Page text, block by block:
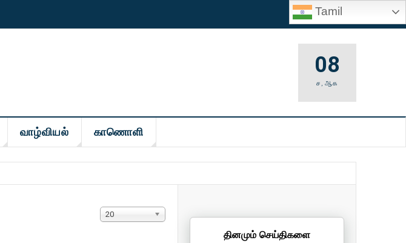
Tamil
08
ச , ஆக
வாழ்வியல் காணொளி
#20
தினமும் செய்திகளை